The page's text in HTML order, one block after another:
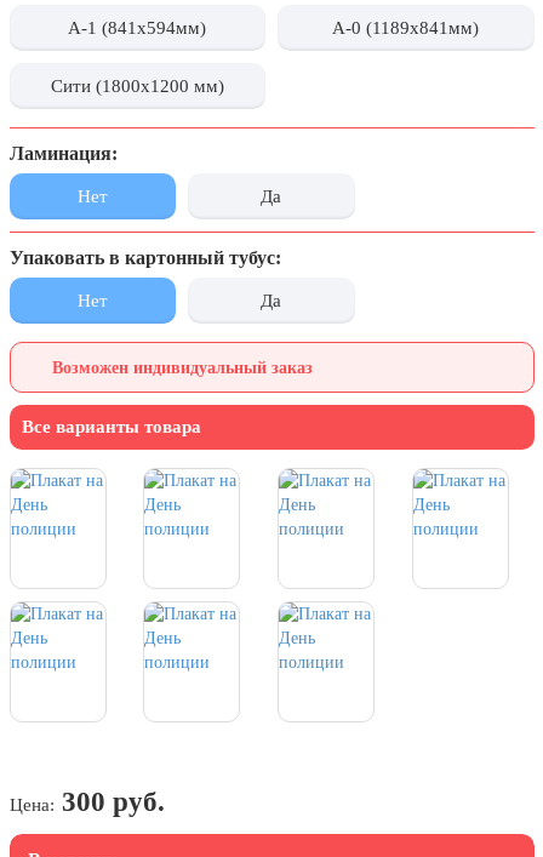
19 октября, День Отца
25 октября, День Таможенника
Российской Федерации
28 октября, День Бабушек и Дедушек
Хэллоуин
4 ноября, День народного единства
7 ноября, День проведения военного
7 ноября, День Октябрьской
революции
10 ноября, День сотрудника органов
13 ноября, День Войск РХБЗ
19 ноября, День Ракетных Войск и
День матери (последнее воскресенье
ноября)
5 декабря, День начала
9 декабря, Международный день
9 декабря, День Героев Отечества
А-1 (841x594мм) А-0 (1189x841мм)
Сити (1800x1200 мм)
Ламинация:
Нет Да
Упаковать в картонный тубус:
Нет Да
Возможен индивидуальный заказ
Все варианты товара
Цена: 300 руб.